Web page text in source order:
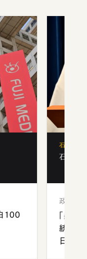
100
石破茂、
石破茂
政治
「楽し
統領と
日米